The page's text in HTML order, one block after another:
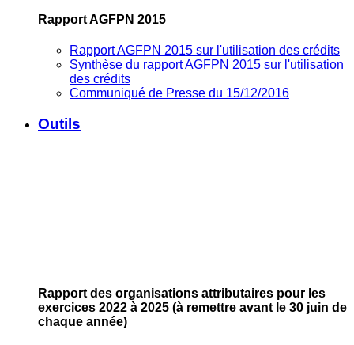
Rapport AGFPN 2015
Rapport AGFPN 2015 sur l'utilisation des crédits
Synthèse du rapport AGFPN 2015 sur l'utilisation
des crédits
Communiqué de Presse du 15/12/2016
Outils
Rapport des organisations attributaires pour les
exercices 2022 à 2025 (à remettre avant le 30 juin de
chaque année)